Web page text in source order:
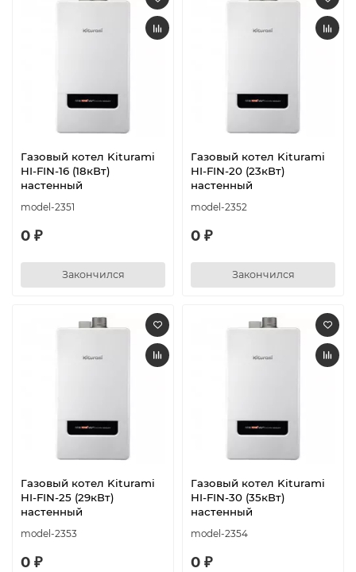
Газовый котел Kiturami
HI-FIN-16 (18кВт)
настенный
model-2351
0 ₽
Закончился
Газовый котел Kiturami
HI-FIN-20 (23кВт)
настенный
model-2352
0 ₽
Закончился
Газовый котел Kiturami
HI-FIN-25 (29кВт)
настенный
model-2353
0 ₽
Газовый котел Kiturami
HI-FIN-30 (35кВт)
настенный
model-2354
0 ₽